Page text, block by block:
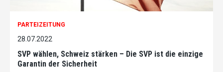
PARTEIZEITUNG
28.07.2022
SVP wählen, Schweiz stärken – Die SVP ist die einzige
Garantin der Sicherheit